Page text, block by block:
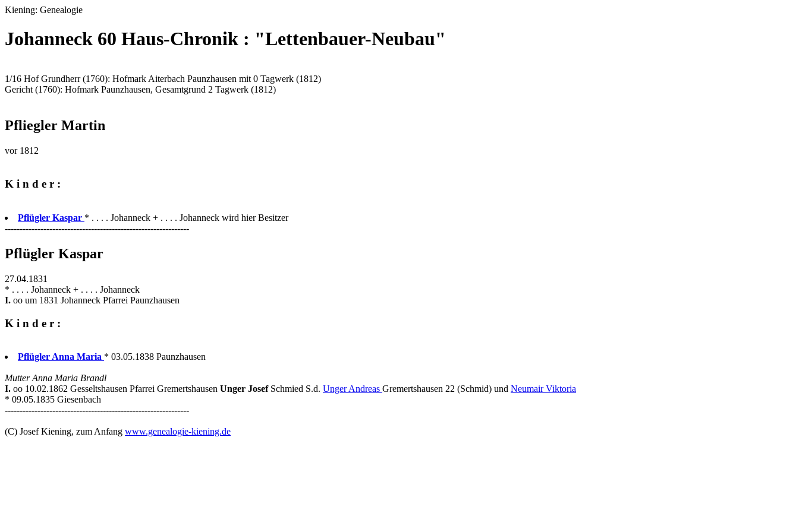
Kiening: Genealogie
Johanneck 60 Haus-Chronik : "Lettenbauer-Neubau"
1/16 Hof Grundherr (1760): Hofmark Aiterbach Paunzhausen mit 0 Tagwerk (1812)
Gericht (1760): Hofmark Paunzhausen, Gesamtgrund 2 Tagwerk (1812)
Pfliegler Martin
vor 1812
K i n d e r :
Pflügler Kaspar * . . . . Johanneck + . . . . Johanneck wird hier Besitzer
--------------------------------------------------------------
Pflügler Kaspar
27.04.1831
* . . . . Johanneck + . . . . Johanneck
I. oo um 1831 Johanneck Pfarrei Paunzhausen
K i n d e r :
Pflügler Anna Maria * 03.05.1838 Paunzhausen
Mutter Anna Maria Brandl
I. oo 10.02.1862 Gesseltshausen Pfarrei Gremertshausen Unger Josef Schmied S.d. Unger Andreas Gremertshausen 22 (Schmid) und Neumair Viktoria
* 09.05.1835 Giesenbach
--------------------------------------------------------------
(C) Josef Kiening, zum Anfang www.genealogie-kiening.de